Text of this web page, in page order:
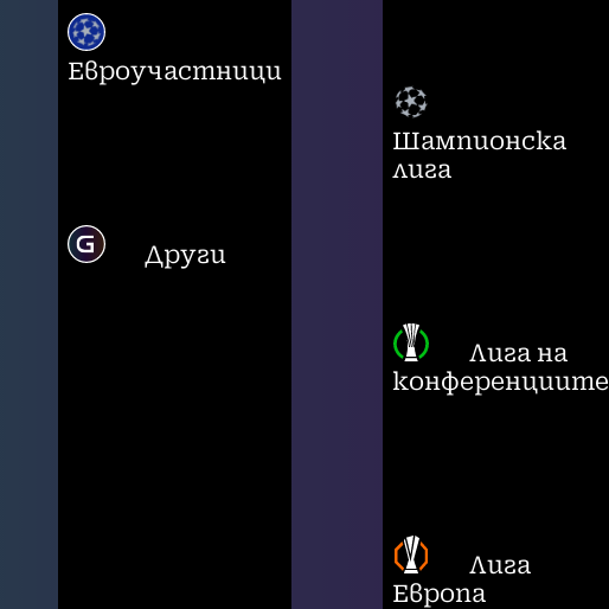
Евроучастници
Други
Шампионска
лига
Лига на
конференциите
Лига
Европа